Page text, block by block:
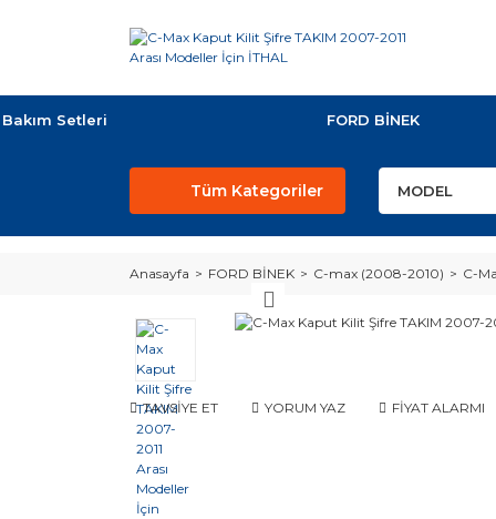
Bakım Setleri FORD BİNEK
Tüm Kategoriler
Anasayfa FORD BİNEK C-max (2008-2010) C-
TAVSİYE ET YORUM YAZ FİYAT ALARMI